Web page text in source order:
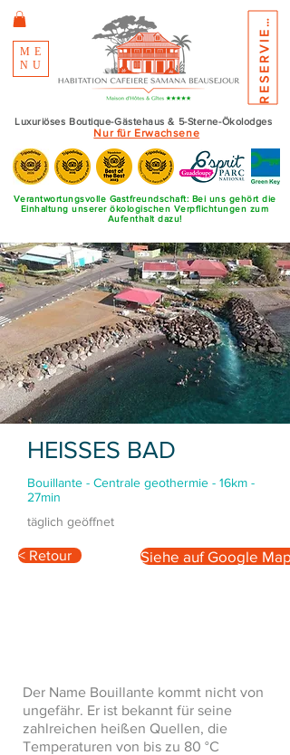
ME
NU
Luxuriöses Boutique-Gästehaus & 5-Sterne-Ökolodges
Nur für Erwachsene
R
E
S
E
R
V
I
E
R
E
N
Verantwortungsvolle Gastfreundschaft: Bei uns gehört die
Einhaltung unserer ökologischen Verpflichtungen zum
Aufenthalt dazu!
HEISSES BAD
Bouillante - Centrale geothermie - 16km -
27min
täglich geöffnet
< Retour Siehe auf Google Maps
Der Name Bouillante kommt nicht von
ungefähr. Er ist bekannt für seine
zahlreichen heißen Quellen, die
Temperaturen von bis zu 80 °C